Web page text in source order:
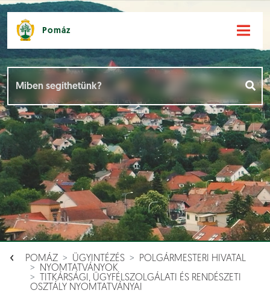
Pomáz
POMÁZ ÜGYINTÉZÉS
POLGÁRMESTERI HIVATAL
NYOMTATVÁNYOK
TITKÁRSÁGI, ÜGYFÉLSZOLGÁLATI ÉS RENDÉSZETI
OSZTÁLY NYOMTATVÁNYAI
Események []
Dokumentumok [ ]
Aloldalak []